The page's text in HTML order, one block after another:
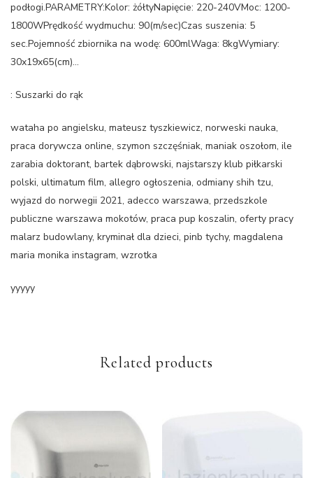
podłogi.PARAMETRY:Kolor: żółtyNapięcie: 220-240VMoc: 1200-
1800WPrędkość wydmuchu: 90(m/sec)Czas suszenia: 5
sec.Pojemność zbiornika na wodę: 600mlWaga: 8kgWymiary:
30x19x65(cm)…
: Suszarki do rąk
wataha po angielsku, mateusz tyszkiewicz, norweski nauka,
praca dorywcza online, szymon szczęśniak, maniak oszołom, ile
zarabia doktorant, bartek dąbrowski, najstarszy klub piłkarski
polski, ultimatum film, allegro ogłoszenia, odmiany shih tzu,
wyjazd do norwegii 2021, adecco warszawa, przedszkole
publiczne warszawa mokotów, praca pup koszalin, oferty pracy
malarz budowlany, kryminał dla dzieci, pinb tychy, magdalena
maria monika instagram, wzrotka
yyyyy
Related products